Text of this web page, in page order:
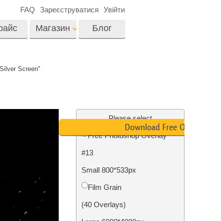
фотографій нерухомості
Реставрація фото
Магазин
Професійні відео
оверлейси
Блог
FAQ Зареєструватися Увійти
Screen"
Please select
Free Photoshop Overlay
#13
Small 800*533px
Film Grain
(40 Overlays)
Download Free Overlay